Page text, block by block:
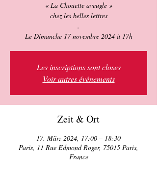
« La Chouette aveugle »
chez les belles lettres
.
Le Dimanche 17 novembre 2024 à 17h
Les inscriptions sont closes
Voir autres événements
Zeit & Ort
17. März 2024, 17:00 – 18:30
Paris, 11 Rue Edmond Roger, 75015 Paris,
France